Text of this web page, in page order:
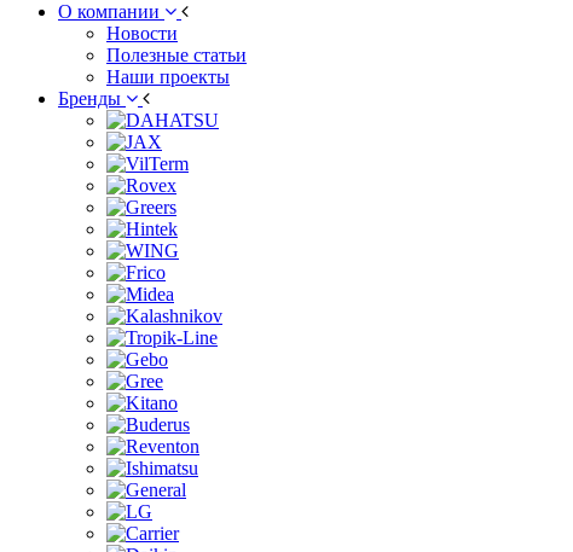
О компании
Новости
Полезные статьи
Наши проекты
Бренды